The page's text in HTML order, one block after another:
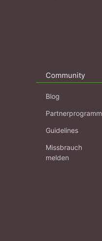
Community
Blog
Partnerprogramm
Guidelines
Missbrauch
melden